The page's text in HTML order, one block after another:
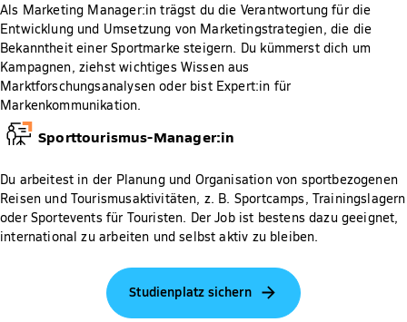
Als Marketing Manager:in trägst du die Verantwortung für die
Entwicklung und Umsetzung von Marketingstrategien, die die
Bekanntheit einer Sportmarke steigern. Du kümmerst dich um
Kampagnen, ziehst wichtiges Wissen aus
Marktforschungsanalysen oder bist Expert:in für
Markenkommunikation.
Sporttourismus-Manager:in
Du arbeitest in der Planung und Organisation von sportbezogenen
Reisen und Tourismusaktivitäten, z. B. Sportcamps, Trainingslagern
oder Sportevents für Touristen. Der Job ist bestens dazu geeignet,
international zu arbeiten und selbst aktiv zu bleiben.
Studienplatz sichern